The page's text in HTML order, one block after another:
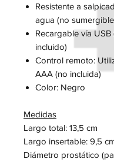
Resistente a
agua (no
Recargable vía USB
incluido)
Control remoto:
AAA (no incluida)
Color: Negro
Medidas
Largo total: 13,5 cm
Largo insertable: 9,5
Diámetro prostático